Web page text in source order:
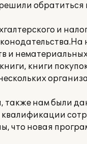
обратиться
и
и
книги
также нам были
квалификации
что новая